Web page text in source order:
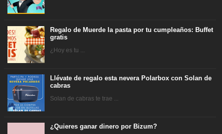
Regalo de Muerde la pasta por tu cumpleaños: Buffet
gratis
¿Hoy es tu ...
Llévate de regalo esta nevera Polarbox con Solan de
cabras
Solan de cabras te trae ...
¿Quieres ganar dinero por Bizum?